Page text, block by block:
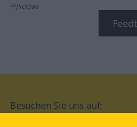
*Pflichtfeld
Besuchen Sie uns auf: